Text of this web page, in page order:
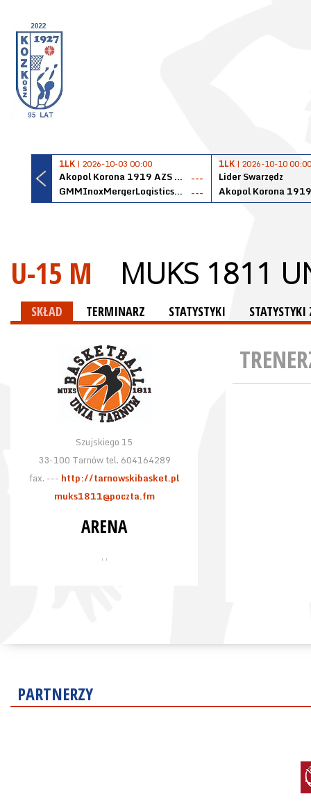
1LK | 2026-10-03 00:00
Akopol Korona 1919 AZS PK Kraków
---
GMMInoxMergerLogisticsPanteryŁańcut
---
1LK | 2026-10-10 00:00
Lider Swarzędz
U-15 M MUKS 1811
SKŁAD TERMINARZ STATYSTYKI
Szujskiego 15
33-100 Tarnów tel. 604164289
fax. --- http://tarnowskibasket.pl
muks1811@poczta.fm
ARENA
, ,
PARTNERZY